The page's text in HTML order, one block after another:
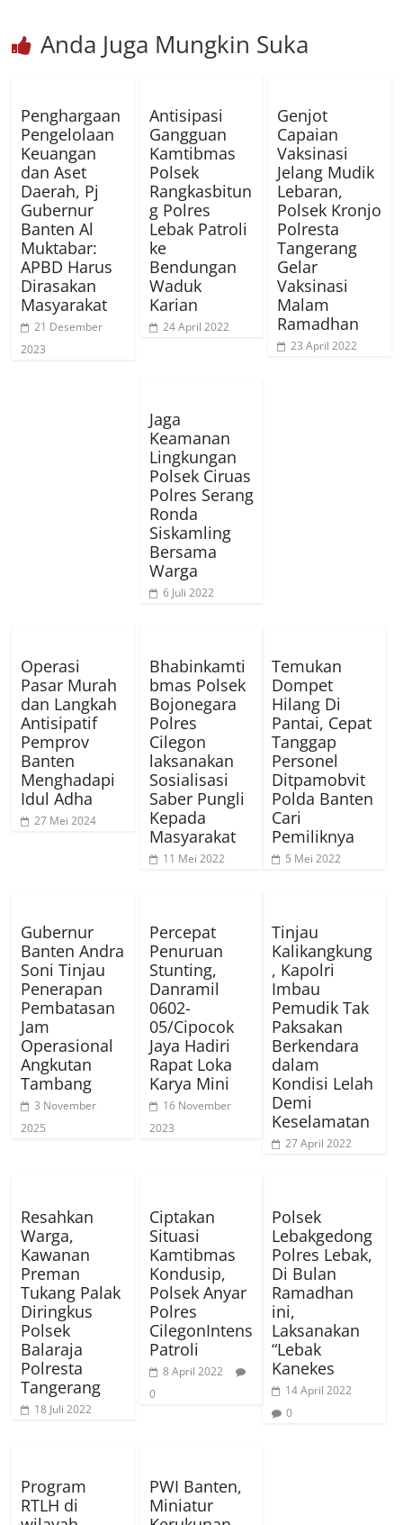
Anda Juga Mungkin Suka
Penghargaan
Pengelolaan
Keuangan
dan Aset
Daerah, Pj
Gubernur
Banten Al
Muktabar:
APBD Harus
Dirasakan
Masyarakat
21 Desember
2023
Antisipasi
Gangguan
Kamtibmas
Polsek
Rangkasbitun
g Polres
Lebak Patroli
ke
Bendungan
Waduk
Karian
24 April 2022
Genjot
Capaian
Vaksinasi
Jelang Mudik
Lebaran,
Polsek Kronjo
Polresta
Tangerang
Gelar
Vaksinasi
Malam
Ramadhan
23 April 2022
Jaga
Keamanan
Lingkungan
Polsek Ciruas
Polres Serang
Ronda
Siskamling
Bersama
Warga
6 Juli 2022
Operasi
Pasar Murah
dan Langkah
Antisipatif
Pemprov
Banten
Menghadapi
Idul Adha
27 Mei 2024
Bhabinkamti
bmas Polsek
Bojonegara
Polres
Cilegon
laksanakan
Sosialisasi
Saber Pungli
Kepada
Masyarakat
11 Mei 2022
Temukan
Dompet
Hilang Di
Pantai, Cepat
Tanggap
Personel
Ditpamobvit
Polda Banten
Cari
Pemiliknya
5 Mei 2022
Gubernur
Banten Andra
Soni Tinjau
Penerapan
Pembatasan
Jam
Operasional
Angkutan
Tambang
3 November
2025
Percepat
Penuruan
Stunting,
Danramil
0602-
05/Cipocok
Jaya Hadiri
Rapat Loka
Karya Mini
16 November
2023
Tinjau
Kalikangkung
, Kapolri
Imbau
Pemudik Tak
Paksakan
Berkendara
dalam
Kondisi Lelah
Demi
Keselamatan
27 April 2022
Resahkan
Warga,
Kawanan
Preman
Tukang Palak
Diringkus
Polsek
Balaraja
Polresta
Tangerang
18 Juli 2022
Ciptakan
Situasi
Kamtibmas
Kondusip,
Polsek Anyar
Polres
CilegonIntens
Patroli
8 April 2022
0
Polsek
Lebakgedong
Polres Lebak,
Di Bulan
Ramadhan
ini,
Laksanakan
“Lebak
Kanekes
14 April 2022
0
Program
RTLH di
PWI Banten,
Miniatur